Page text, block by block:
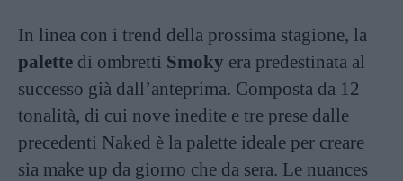
In linea con i trend della prossima stagione, la
palette di ombretti Smoky era predestinata al
successo già dall’anteprima. Composta da 12
tonalità, di cui nove inedite e tre prese dalle
precedenti Naked è la palette ideale per creare
sia make up da giorno che da sera. Le nuances